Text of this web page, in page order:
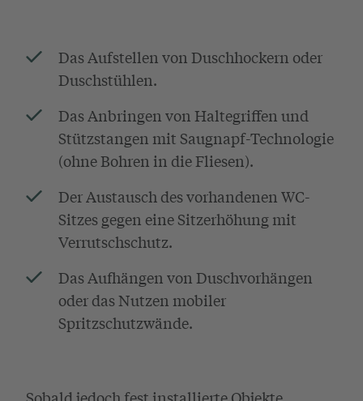
Das Aufstellen von Duschhockern oder
Duschstühlen.
Das Anbringen von Haltegriffen und
Stützstangen mit Saugnapf-Technologie
(ohne Bohren in die Fliesen).
Der Austausch des vorhandenen WC-
Sitzes gegen eine Sitzerhöhung mit
Verrutschschutz.
Das Aufhängen von Duschvorhängen
oder das Nutzen mobiler
Spritzschutzwände.
Sobald jedoch fest installierte Objekte